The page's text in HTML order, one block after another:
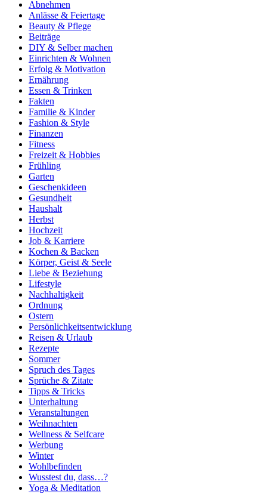
Abnehmen
Anlässe & Feiertage
Beauty & Pflege
Beiträge
DIY & Selber machen
Einrichten & Wohnen
Erfolg & Motivation
Ernährung
Essen & Trinken
Fakten
Familie & Kinder
Fashion & Style
Finanzen
Fitness
Freizeit & Hobbies
Frühling
Garten
Geschenkideen
Gesundheit
Haushalt
Herbst
Hochzeit
Job & Karriere
Kochen & Backen
Körper, Geist & Seele
Liebe & Beziehung
Lifestyle
Nachhaltigkeit
Ordnung
Ostern
Persönlichkeitsentwicklung
Reisen & Urlaub
Rezepte
Sommer
Spruch des Tages
Sprüche & Zitate
Tipps & Tricks
Unterhaltung
Veranstaltungen
Weihnachten
Wellness & Selfcare
Werbung
Winter
Wohlbefinden
Wusstest du, dass…?
Yoga & Meditation